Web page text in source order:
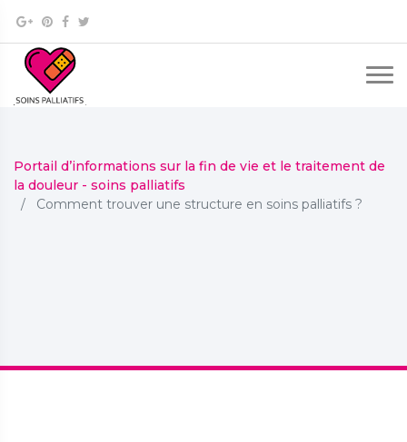
Portail d’informations sur la fin de vie et le traitement de
la douleur - soins palliatifs
Comment trouver une structure en soins palliatifs ?